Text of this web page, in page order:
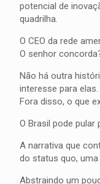
potencial de
quadrilha.
O CEO da rede
O senhor
Não há outra
interesse para
Fora disso, o que
O Brasil pode pular
A narrativa que
do status quo,
Abstraindo um